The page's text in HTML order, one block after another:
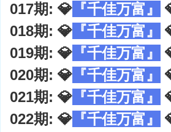
017期: 💎 『千佳万富』
018期: 💎 『千佳万富』
019期: 💎 『千佳万富』
020期: 💎 『千佳万富』
021期: 💎 『千佳万富』
022期: 💎 『千佳万富』